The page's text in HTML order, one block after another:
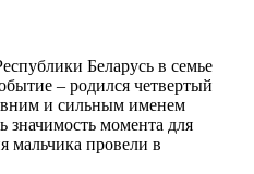
Беларусь в семье
– родился четвертый
и сильным именем
значимость момента для
мальчика провели в